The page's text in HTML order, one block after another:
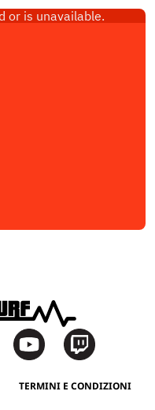
TERMINI E CONDIZIONI